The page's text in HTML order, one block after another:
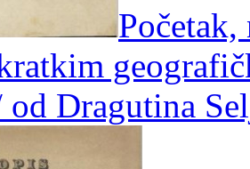
od Dragutina